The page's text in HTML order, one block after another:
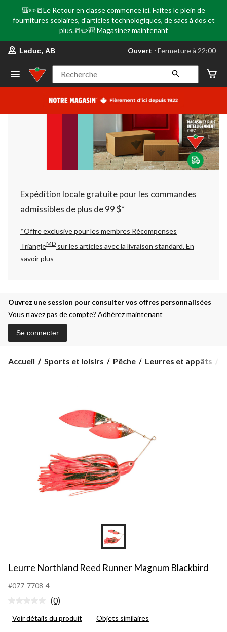
🎒✏️📒Le Retour en classe commence ici. Faites le plein de
fournitures scolaires, d'articles technologiques, de sacs à dos et
plus.📒✏️🎒 Magasinez maintenant
votre
préféré
Leduc,
AB,
courament
Fermeture
à
22:00
cliquer
pour
changer
Leduc, AB Ouvert ⋅ Fermeture à 22:00
Recherche
Expédition locale gratuite pour les commandes
admissibles de plus de 99 $*
*Offre exclusive pour les membres Récompenses
TriangleMD sur les articles avec la livraison standard.En
savoir plus
Ouvrez une session pour consulter vos offres personnalisées
Vous n’avez pas de compte? Adhérez maintenant
Se connecter
Accueil Sports et loisirs Pêche Leurres et appâts
Leurre Northland Reed Runner Magnum Blackbird
#077-7708-4
Aucune
pour
(0)
Voir détails du produit Objets similaires